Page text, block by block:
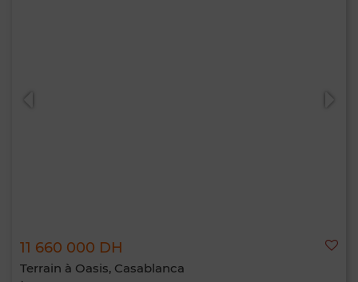
11 660 000 DH
Terrain à Oasis, Casablanca